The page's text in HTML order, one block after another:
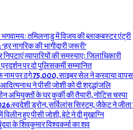
तमिलनाडु में विजय की ब्लाकबस्टर एंट्री
नागरिक की भागीदारी जरूरी’
व्यापारियों की समस्याएः जिलाधिकारी
पर दो पुलिसकर्मी सम्मानित
नाम पर ठगे 75,000, साइबर सेल ने करवाया वापस
ने पीसी जोशी को दी श्रद्धांजलि
अभियुक्तों के घर कुर्की की तैयारी, नोटिस चस्पा
ड्रोन, सर्विलांस सिस्टम, जैकेट ने जीता
हुए पीसी जोशी, बेटे ने दी मुखाग्नि
के शिवकुमार विश्वकर्मा का शव